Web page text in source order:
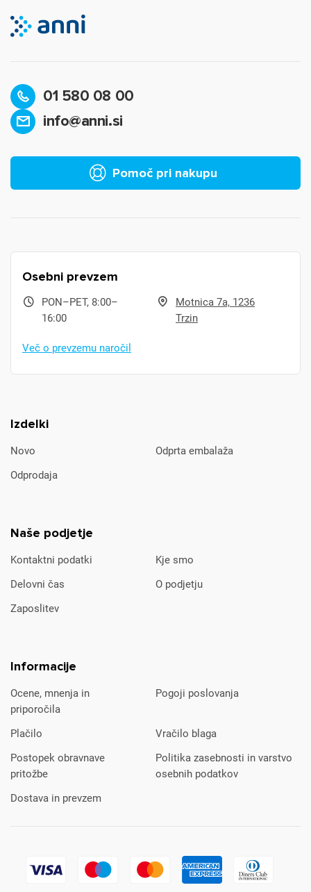
01 580 08 00
info@anni.si
Pomoč pri nakupu
Izdelki
Novo
Odprta embalaža
Odprodaja
Naše podjetje
Kontaktni podatki
Kje smo
Delovni čas
O podjetju
Zaposlitev
Informacije
Ocene, mnenja in
priporočila
Pogoji poslovanja
Plačilo
Vračilo blaga
Postopek obravnave
pritožbe
Politika zasebnosti in varstvo
osebnih podatkov
Dostava in prevzem
Osebni prevzem
PON–PET, 8:00–
16:00
Motnica 7a, 1236
Trzin
Več o prevzemu naročil